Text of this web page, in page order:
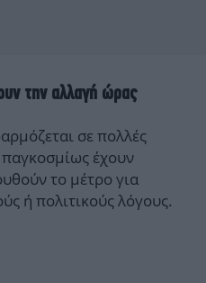
την αλλαγή ώρας
σε πολλές
έχουν
το μέτρο για
ή πολιτικούς λόγους.